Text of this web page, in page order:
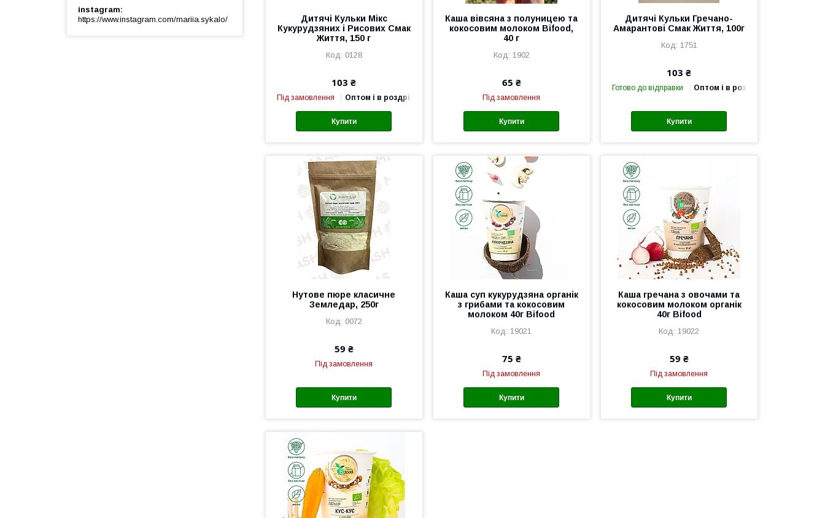
Дитячі Кульки Мікс
Кукурудзяних і Рисових Смак
Життя, 150 г
0128
103 ₴
Під замовлення Оптом і в роздріб
Купити
Каша вівсяна з полуницею та
кокосовим молоком Bifood,
40 г
1902
65 ₴
Під замовлення
Купити
Дитячі Кульки Гречано-
Амарантові Смак Життя, 100г
1751
103 ₴
Готово до відправки Оптом і в роздріб
Купити
Нутове пюре класичне
Земледар, 250г
0072
59 ₴
Під замовлення
Купити
Каша суп кукурудзяна органік
з грибами та кокосовим
молоком 40г Bifood
19021
75 ₴
Під замовлення
Купити
Каша гречана з овочами та
кокосовим молоком органік
40г Bifood
19022
59 ₴
Під замовлення
Купити
instagram
https://www.instagram.com/mariia.sykalo/